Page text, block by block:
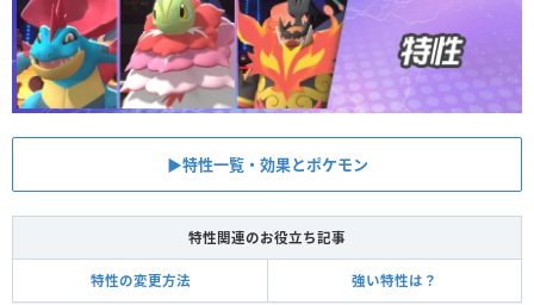
▶︎特性一覧・効果とポケモン
特性関連のお役立ち記事
特性の変更方法 強い特性は？